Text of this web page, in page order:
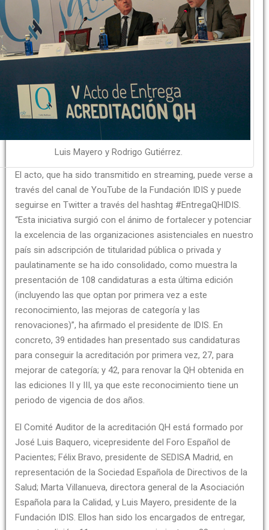
Luis Mayero y Rodrigo Gutiérrez.
El acto, que ha sido transmitido en streaming, puede verse a
través del canal de YouTube de la Fundación IDIS y puede
seguirse en Twitter a través del hashtag #EntregaQHIDIS.
“Esta iniciativa surgió con el ánimo de fortalecer y potenciar
la excelencia de las organizaciones asistenciales en nuestro
país sin adscripción de titularidad pública o privada y
paulatinamente se ha ido consolidado, como muestra la
presentación de 108 candidaturas a esta última edición
(incluyendo las que optan por primera vez a este
reconocimiento, las mejoras de categoría y las
renovaciones)”, ha afirmado el presidente de IDIS. En
concreto, 39 entidades han presentado sus candidaturas
para conseguir la acreditación por primera vez, 27, para
mejorar de categoría; y 42, para renovar la QH obtenida en
las ediciones II y III, ya que este reconocimiento tiene un
periodo de vigencia de dos años.
El Comité Auditor de la acreditación QH está formado por
José Luis Baquero, vicepresidente del Foro Español de
Pacientes; Félix Bravo, presidente de SEDISA Madrid, en
representación de la Sociedad Española de Directivos de la
Salud; Marta Villanueva, directora general de la Asociación
Española para la Calidad, y Luis Mayero, presidente de la
Fundación IDIS. Ellos han sido los encargados de entregar,